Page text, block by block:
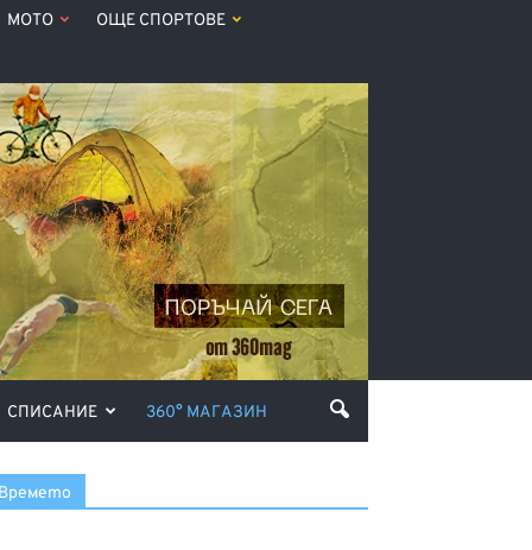
МОТО ОЩЕ СПОРТОВЕ
СПИСАНИЕ 360° МАГАЗИН